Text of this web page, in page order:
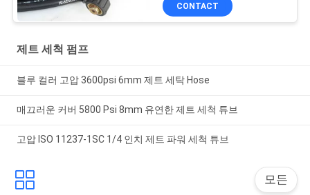
CONTACT
제트 세척 펌프
블루 컬러 고압 3600psi 6mm 제트 세탁 Hose
매끄러운 커버 5800 Psi 8mm 유연한 제트 세척 튜브
고압 ISO 11237-1SC 1/4 인치 제트 파워 세척 튜브
모든